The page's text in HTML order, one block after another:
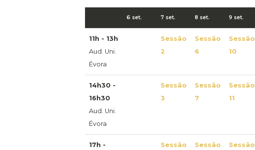
6 set. 7 set. 8 set. 9 set.
11h - 13h
Aud. Uni.
Évora
Sessão
2
Sessão
6
Sessão
10
14h30 -
16h30
Aud. Uni.
Évora
Sessão
3
Sessão
7
Sessão
11
17h -
Sessão
Sessão
Sessão